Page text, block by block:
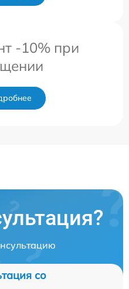
-10% при
со